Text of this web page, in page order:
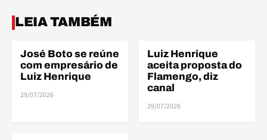
LEIA TAMBÉM
ELE
ELENCO
José Boto se reúne
com empresário de
Luiz Henrique
29/07/2026
ELENCO
Luiz Henrique
aceita proposta do
Flamengo, diz
canal
29/07/2026